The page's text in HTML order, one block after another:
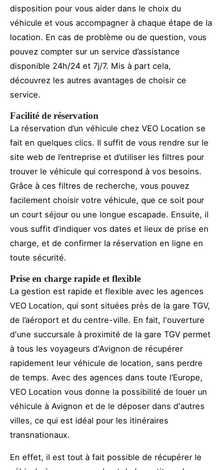
disposition pour vous aider dans le choix du
véhicule et vous accompagner à chaque étape de la
location. En cas de problème ou de question, vous
pouvez compter sur un service d’assistance
disponible 24h/24 et 7j/7. Mis à part cela,
découvrez les autres avantages de choisir ce
service.
Facilité de réservation
La réservation d’un véhicule chez VEO Location se
fait en quelques clics. Il suffit de vous rendre sur le
site web de l’entreprise et d’utiliser les filtres pour
trouver le véhicule qui correspond à vos besoins.
Grâce à ces filtres de recherche, vous pouvez
facilement choisir votre véhicule, que ce soit pour
un court séjour ou une longue escapade. Ensuite, il
vous suffit d’indiquer vos dates et lieux de prise en
charge, et de confirmer la réservation en ligne en
toute sécurité.
Prise en charge rapide et flexible
La gestion est rapide et flexible avec les agences
VEO Location, qui sont situées près de la gare TGV,
de l’aéroport et du centre-ville. En fait, l'ouverture
d'une succursale à proximité de la gare TGV permet
à tous les voyageurs d'Avignon de récupérer
rapidement leur véhicule de location, sans perdre
de temps. Avec des agences dans toute l’Europe,
VEO Location vous donne la possibilité de louer un
véhicule à Avignon et de le déposer dans d'autres
villes, ce qui est idéal pour les itinéraires
transnationaux.
En effet, il est tout à fait possible de récupérer le